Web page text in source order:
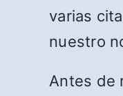
varias
nuestro
Antes de